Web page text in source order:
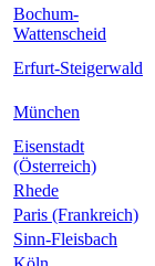
Bochum-
Wattenscheid
Erfurt-Steigerwald
München
Eisenstadt
(Österreich)
Rhede
Paris (Frankreich)
Sinn-Fleisbach